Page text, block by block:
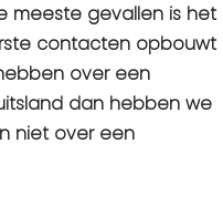
meeste gevallen is het
contacten opbouwt
over een
dan hebben we
niet over een